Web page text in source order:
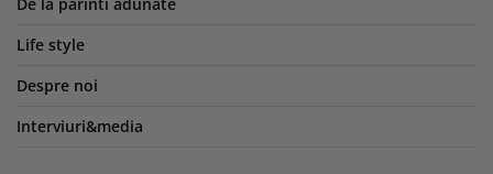
Life style
Despre noi
Interviuri&media